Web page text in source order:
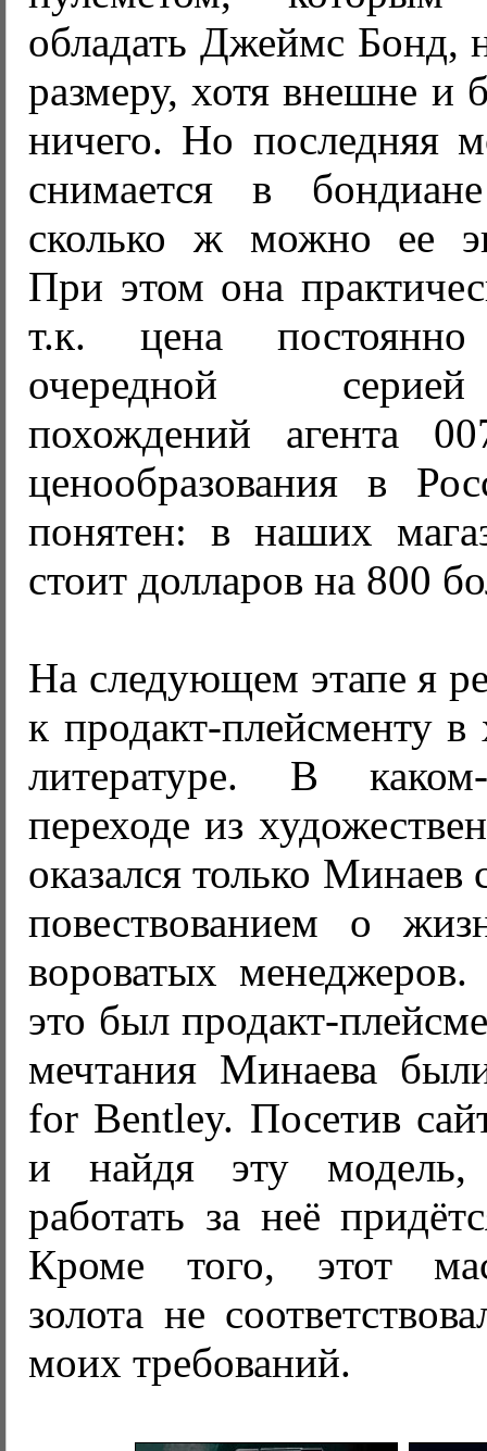
обладать Джеймс Бонд,
размеру, хотя внешне и
ничего. Но последняя
снимается в
сколько ж можно ее
При этом она
т.к. цена постоянно
очередной
похождений агента
ценообразования в
понятен: в наших
стоит долларов на 800
На следующем этапе я
к продакт-плейсменту в
литературе. В
переходе из
оказался только Минаев
повествованием о
вороватых
это был продакт-
мечтания Минаева
for Bentley. Посетив
и найдя эту
работать за неё
Кроме того, этот
золота не
моих требований.